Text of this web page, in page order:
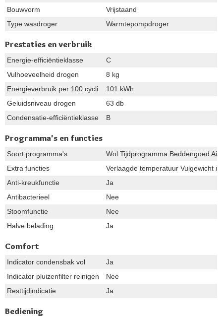
Bouwvorm
Vrijstaand
Type wasdroger
Warmtepompdroger
Prestaties en verbruik
Energie-efficiëntieklasse
C
Vulhoeveelheid drogen
8 kg
Energieverbruik per 100 cycli
101 kWh
Geluidsniveau drogen
63 db
Condensatie-efficiëntieklasse
B
Programma's en functies
Soort programma's
Wol Tijdprogramma Beddengoed
Extra functies
Verlaagde temperatuur Vulgewicht
Anti-kreukfunctie
Ja
Antibacterieel
Nee
Stoomfunctie
Nee
Halve belading
Ja
Comfort
Indicator condensbak vol
Ja
Indicator pluizenfilter reinigen
Nee
Resttijdindicatie
Ja
Bediening